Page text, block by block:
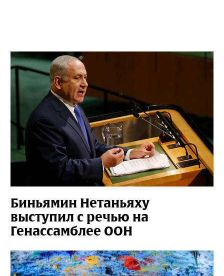
Биньямин Нетаньяху
выступил с речью на
Генассамблее ООН